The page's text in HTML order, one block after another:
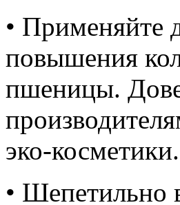
• Применяйте
повышения
пшеницы.
эко-косметики.
• Шепетильно